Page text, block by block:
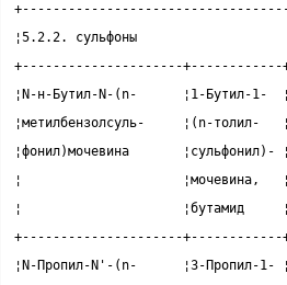
¦5.2.2. сульфоны
+---------------------+------------
¦N-н-Бутил-N-(n-      ¦1-Бутил-
¦метилбензолсуль-     ¦(n-
¦фонил)мочевина
¦
¦                     ¦бутамид
+---------------------+------------
¦N-Пропил-N'-(n-      ¦3-Пропил-